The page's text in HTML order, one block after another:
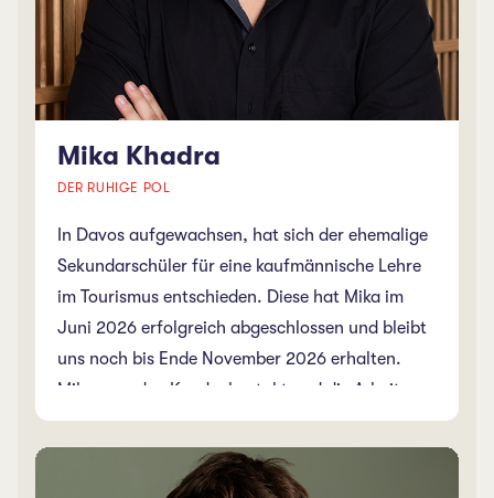
Mika Khadra
DER RUHIGE POL
In Davos aufgewachsen, hat sich der ehemalige
Sekundarschüler für eine kaufmännische Lehre
im Tourismus entschieden. Diese hat Mika im
Juni 2026 erfolgreich abgeschlossen und bleibt
uns noch bis Ende November 2026 erhalten.
Mika mag den Kundenkontakt und die Arbeit am
Computer. In seiner Freizeit macht Mika
regelmässig Kraftsport und spielt Basketball. Als
ruhiger Pol stärkt er unser Team.